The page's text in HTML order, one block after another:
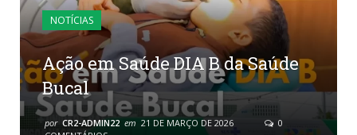
NOTÍCIAS
Ação em Saúde DIA B da Saúde
Bucal
por CR2-ADMIN22 em 21 DE MARÇO DE 2026
0